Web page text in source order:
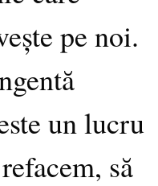
pe noi.
un lucru
să